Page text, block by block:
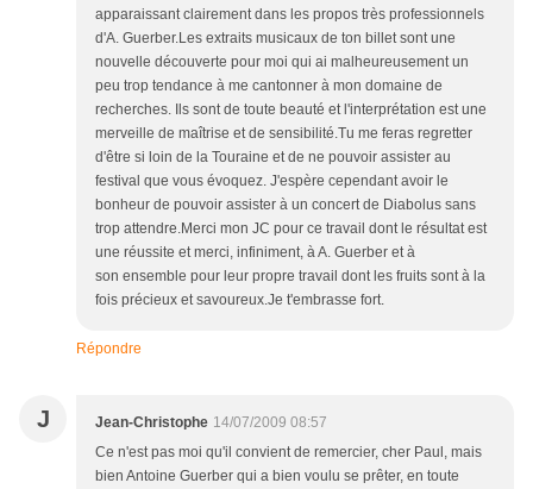
apparaissant clairement dans les propos très professionnels
d'A. Guerber.Les extraits musicaux de ton billet sont une
nouvelle découverte pour moi qui ai malheureusement un
peu trop tendance à me cantonner à mon domaine de
recherches. Ils sont de toute beauté et l'interprétation est une
merveille de maîtrise et de sensibilité.Tu me feras regretter
d'être si loin de la Touraine et de ne pouvoir assister au
festival que vous évoquez. J'espère cependant avoir le
bonheur de pouvoir assister à un concert de Diabolus sans
trop attendre.Merci mon JC pour ce travail dont le résultat est
une réussite et merci, infiniment, à A. Guerber et à
son ensemble pour leur propre travail dont les fruits sont à la
fois précieux et savoureux.Je t'embrasse fort.
Répondre
J Jean-Christophe 14/07/2009 08:57
Ce n'est pas moi qu'il convient de remercier, cher Paul, mais
bien Antoine Guerber qui a bien voulu se prêter, en toute